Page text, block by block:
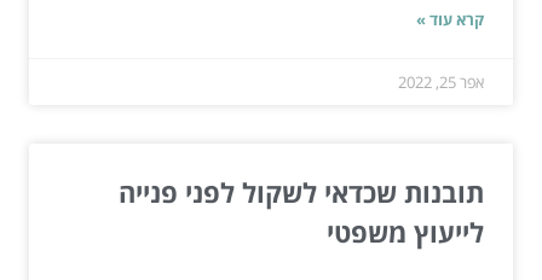
קרא עוד »
אפר 25, 2022
תובנות שכדאי לשקול לפני פנייה
לייעוץ משפטי